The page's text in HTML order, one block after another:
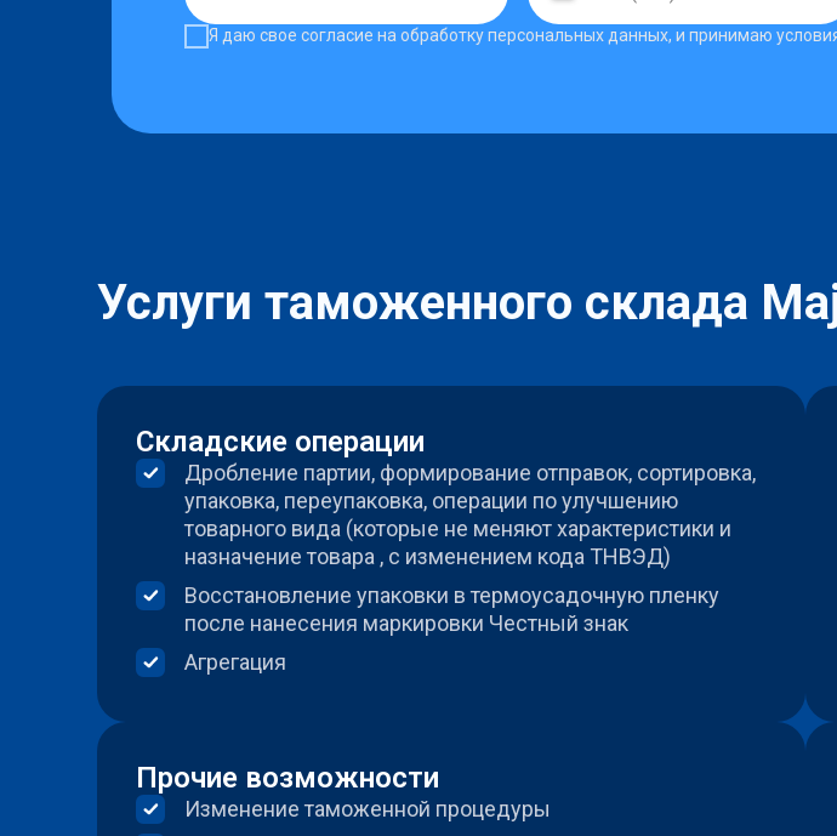
Я даю свое согласие на обработку персональных данных, и принимаю
Услуги таможенного склада
Складские операции
Дробление партии, формирование отправок, сортировка,
упаковка, переупаковка, операции по улучшению
товарного вида (которые не меняют характеристики и
назначение товара , с изменением кода ТНВЭД)
Восстановление упаковки в термоусадочную пленку
после нанесения маркировки Честный знак
Агрегация
Прочие возможности
Изменение таможенной процедуры